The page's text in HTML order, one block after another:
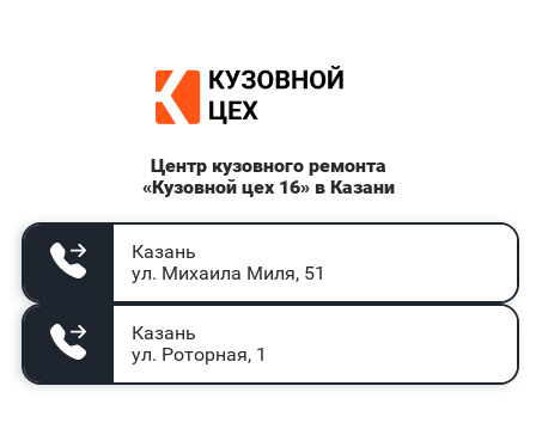
Центр кузовного ремонта
«Кузовной цех 16» в Казани
Казань
ул. Михаила Миля, 51
Казань
ул. Роторная, 1